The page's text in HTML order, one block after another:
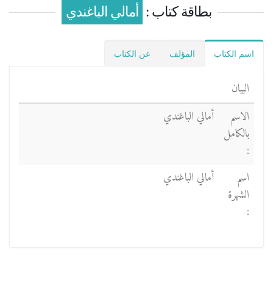
بطاقة كتاب : أمالي الباغندي
اسم الكتاب المؤلف عن الكتاب
البيان
الاسم
بالكامل
:
أمالي الباغندي
اسم
الشهرة
:
أمالي الباغندي